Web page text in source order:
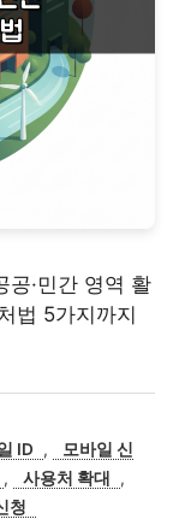
공·민간 영역 활
법 5가지까지
ID ,
모바일 신
, 사용처 확대
,
청